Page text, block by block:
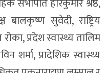
सभापति हरिकुमार श्रेष्ठ,
सुवेदी, राष्ट्रिय
प्रदेश स्वास्थ्य तालिम
शर्मा, प्रादेशिक स्वास्थ्य